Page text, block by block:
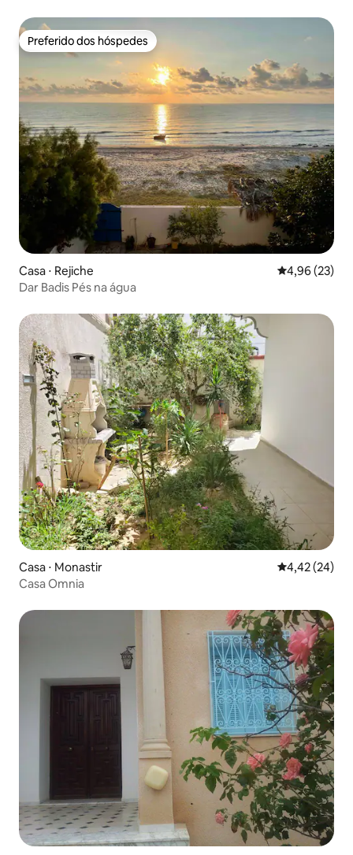
Preferido dos hóspedes
Preferido dos hóspedes
Casa ⋅ Rejiche 4,96 de uma
4,96 (23)
Dar Badis Pés na água
Casa ⋅ Monastir 4,42 de uma
4,42 (24)
Casa Omnia